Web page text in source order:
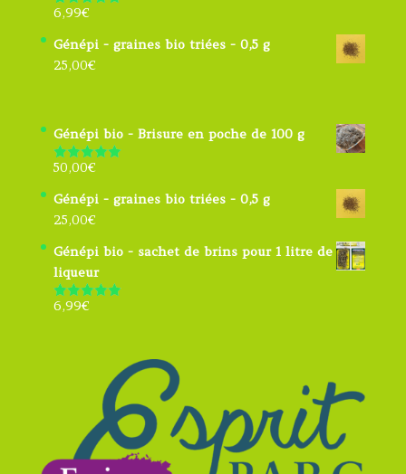
Note4.91
6,99€
Génépi - graines bio triées - 0,5 g
25,00€
Génépi bio - Brisure en poche de 100 g
Note5.00
50,00€
Génépi - graines bio triées - 0,5 g
25,00€
Génépi bio - sachet de brins pour 1 litre de
liqueur
Note4.91
6,99€